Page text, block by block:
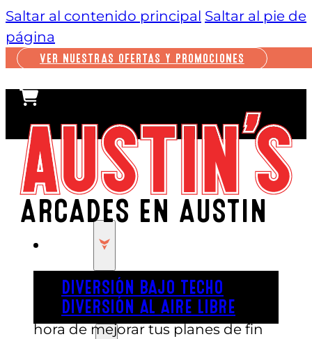
Saltar al contenido principal Saltar al pie de
página
VER NUESTRAS OFERTAS Y PROMOCIONES
DIVERSIÓN BAJO TECHO
DIVERSIÓN AL AIRE LIBRE
ARCADES EN AUSTIN
¿Buscas arcades en Austin? Es
hora de mejorar tus planes de fin